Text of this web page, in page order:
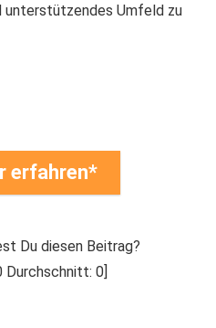
unterstützendes Umfeld zu
erfahren
Du diesen Beitrag?
Durchschnitt: 0]